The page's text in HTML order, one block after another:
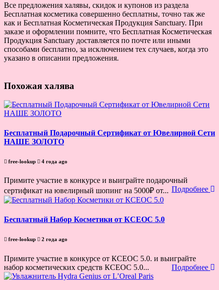
Все предложения халявы, скидок и купонов из раздела
Бесплатная косметика совершенно бесплатны, точно так же
как и Бесплатная Косметическая Продукция Sanctuary. При
заказе и оформлении помните, что Бесплатная Косметическая
Продукция Sanctuary доставляется по почте или иными
способами бесплатно, за исключением тех случаев, когда это
указано в описании предложения.
Похожая халява
Бесплатный Подарочный Сертификат от Ювелирной Сети
НАШЕ ЗОЛОТО
free-lookup 4 года ago
Примите участие в конкурсе и выиграйте подарочный
сертификат на ювелирный шопинг на 5000₽ от... Подробнее
Бесплатный Набор Косметики от КСЕОС 5.0
free-lookup 2 года ago
Примите участие в конкурсе от КСЕОС 5.0. и выиграйте
набор косметических средств КСЕОС 5.0...
Подробнее